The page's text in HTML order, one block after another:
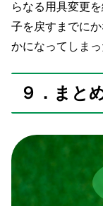
らなる用具変更
子を戻すまでに
かになってしまっ
９．まと